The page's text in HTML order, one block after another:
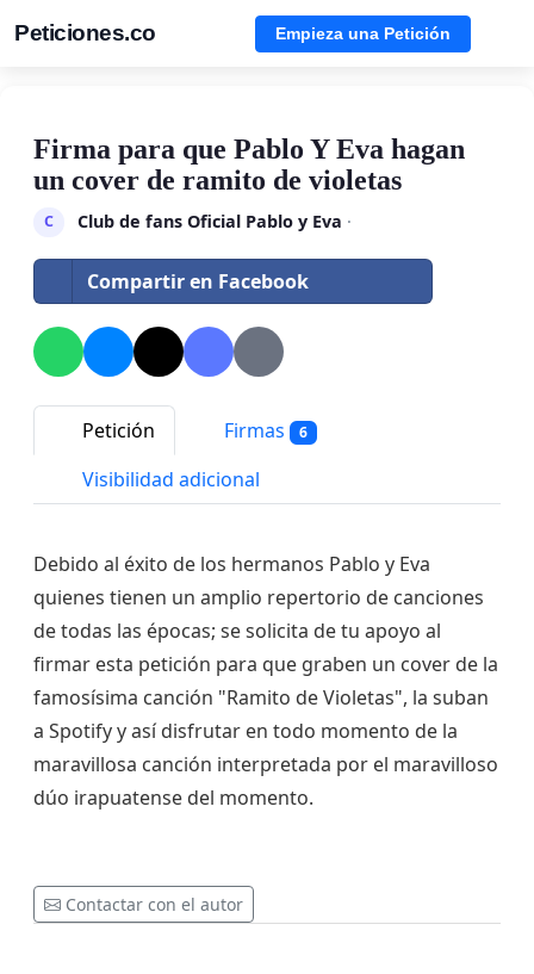
Peticiones.co Empieza una Petición
Firma para que Pablo Y Eva hagan
un cover de ramito de violetas
C Club de fans Oficial Pablo y Eva ·
Compartir en Facebook
Petición Firmas 6
Visibilidad adicional
Debido al éxito de los hermanos Pablo y Eva
quienes tienen un amplio repertorio de canciones
de todas las épocas; se solicita de tu apoyo al
firmar esta petición para que graben un cover de la
famosísima canción "Ramito de Violetas", la suban
a Spotify y así disfrutar en todo momento de la
maravillosa canción interpretada por el maravilloso
dúo irapuatense del momento.
Contactar con el autor